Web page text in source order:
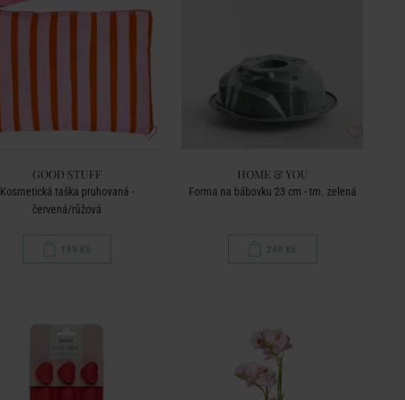
GOOD STUFF
Kosmetická taška pruhovaná -
červená/růžová
199 Kč
HOME & YOU
Forma na bábovku 23 cm - tm. zelená
249 Kč